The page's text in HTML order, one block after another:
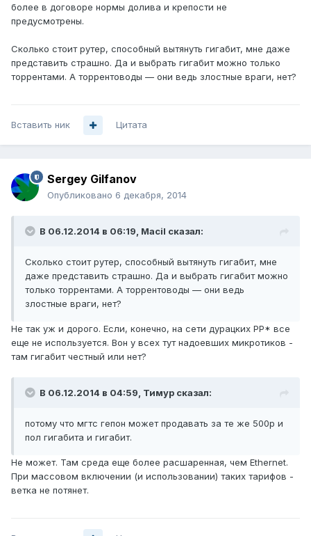
более в договоре нормы долива и крепости не
предусмотрены.
Сколько стоит рутер, способный вытянуть гигабит, мне даже
представить страшно. Да и выбрать гигабит можно только
торрентами. А торрентоводы — они ведь злостные враги, нет?
Вставить ник Цитата
Sergey Gilfanov
Опубликовано 6 декабря, 2014
В 06.12.2014 в 06:19, Macil сказал:
Сколько стоит рутер, способный вытянуть гигабит, мне
даже представить страшно. Да и выбрать гигабит можно
только торрентами. А торрентоводы — они ведь
злостные враги, нет?
Не так уж и дорого. Если, конечно, на сети дурацких PP* все
еще не используется. Вон у всех тут надоевших микротиков -
там гигабит честный или нет?
В 06.12.2014 в 04:59, Тимур сказал:
потому что мгтс гепон может продавать за те же 500р и
пол гигабита и гигабит.
Не может. Там среда еще более расшаренная, чем Ethernet.
При массовом включении (и использовании) таких тарифов -
ветка не потянет.